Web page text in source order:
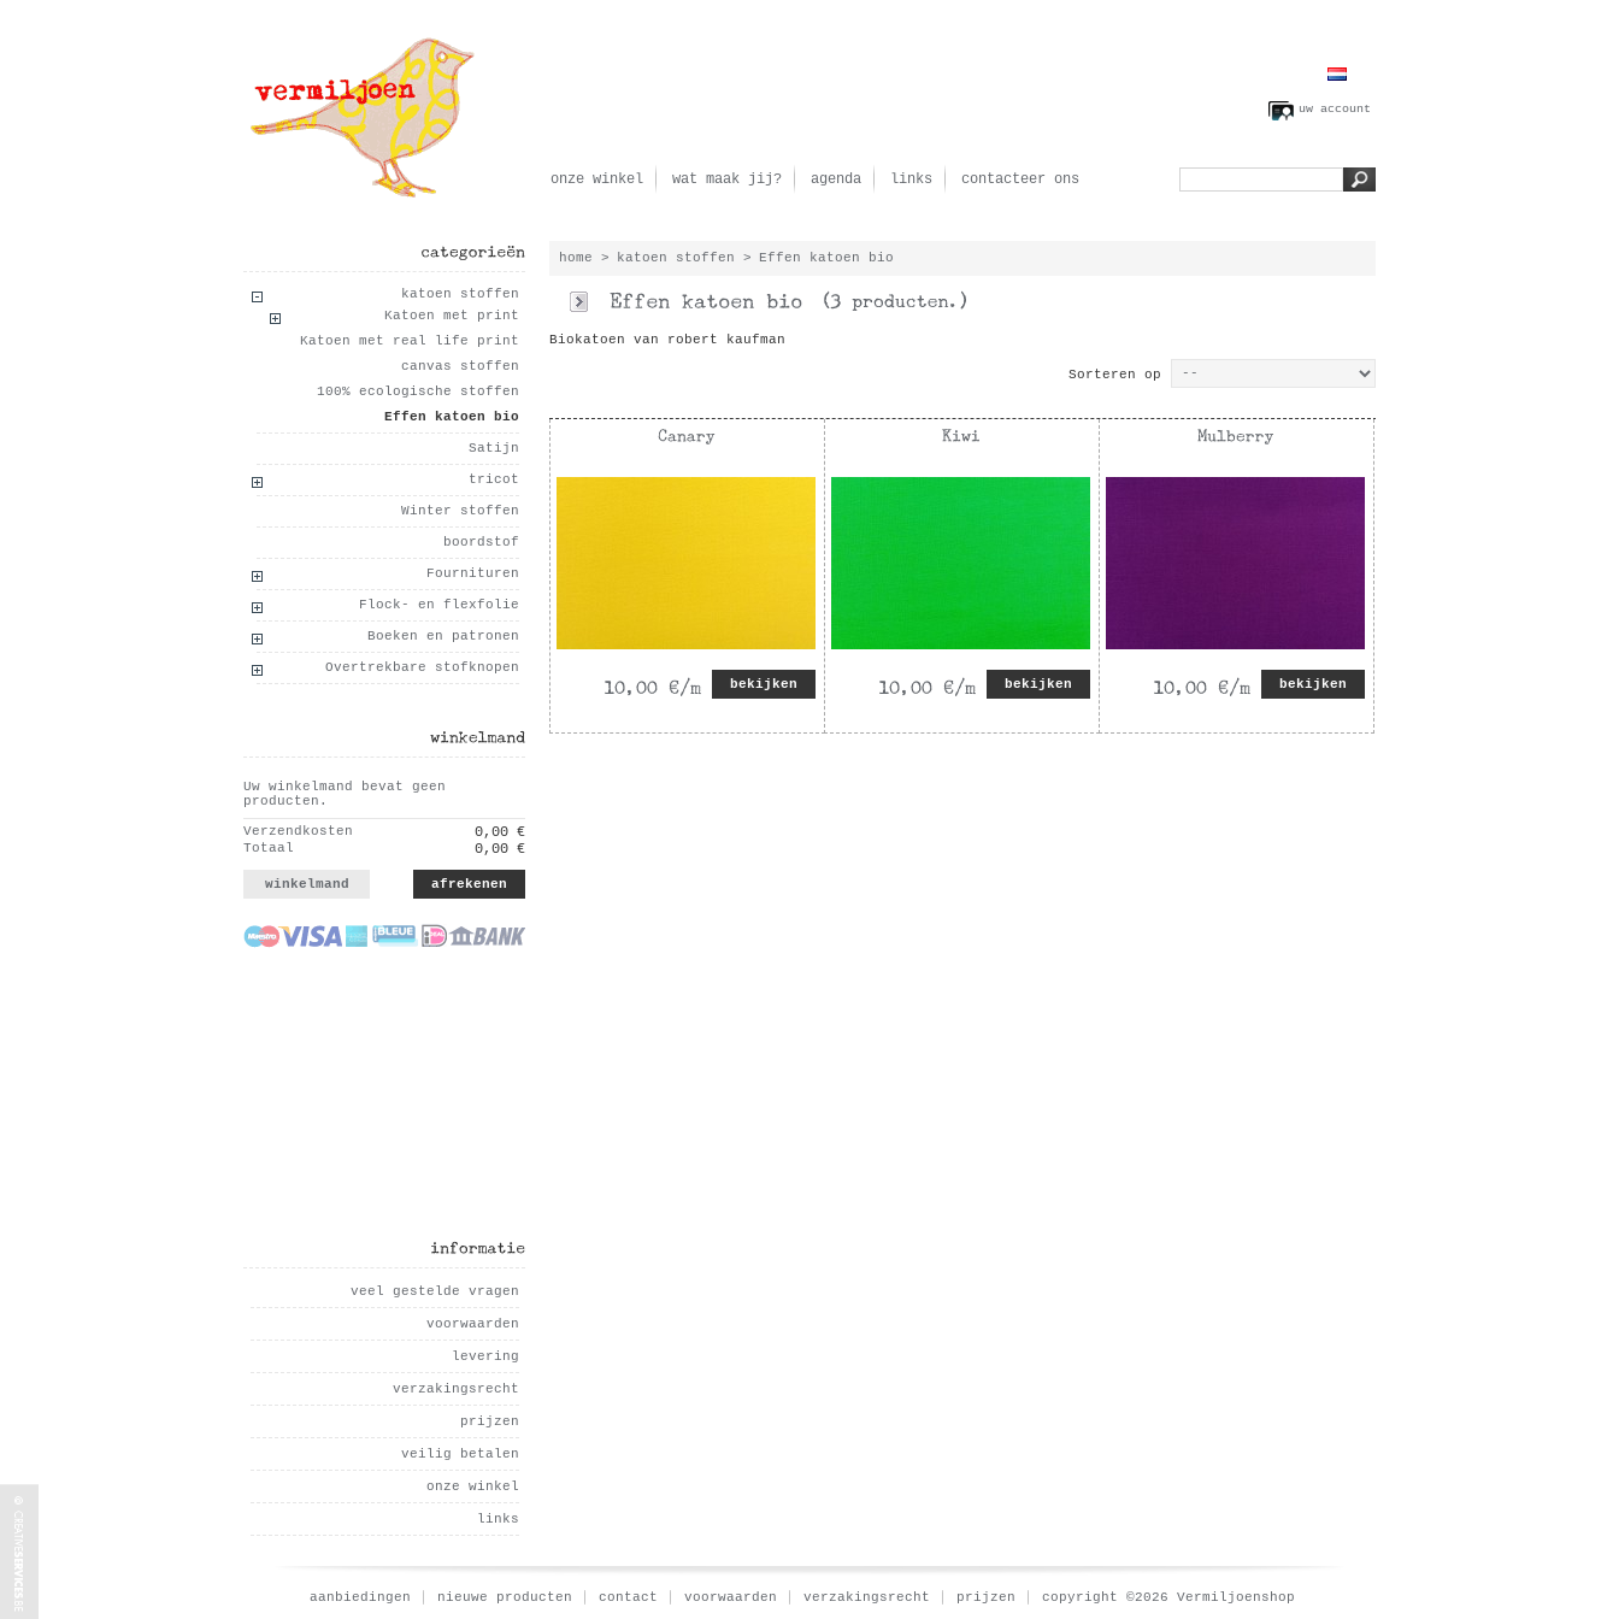
onze winkel wat maak jij? agenda links contacteer ons
uw account
katoen stoffen
Katoen met print
Katoen met real life print
canvas stoffen
100% ecologische stoffen
Effen katoen bio
Satijn
tricot
Winter stoffen
boordstof
Fournituren
Flock- en flexfolie
Boeken en patronen
Overtrekbare stofknopen
Uw winkelmand bevat geen
producten.
Verzendkosten 0,00 €
Totaal 0,00 €
winkelmand afrekenen
veel gestelde vragen
voorwaarden
levering
verzakingsrecht
prijzen
veilig betalen
onze winkel
links
home > katoen stoffen > Effen katoen bio
Biokatoen van robert kaufman
Sorteren op
bekijken bekijken bekijken
aanbiedingen nieuwe producten contact voorwaarden verzakingsrecht prijzen copyright ©2026 Vermiljoenshop